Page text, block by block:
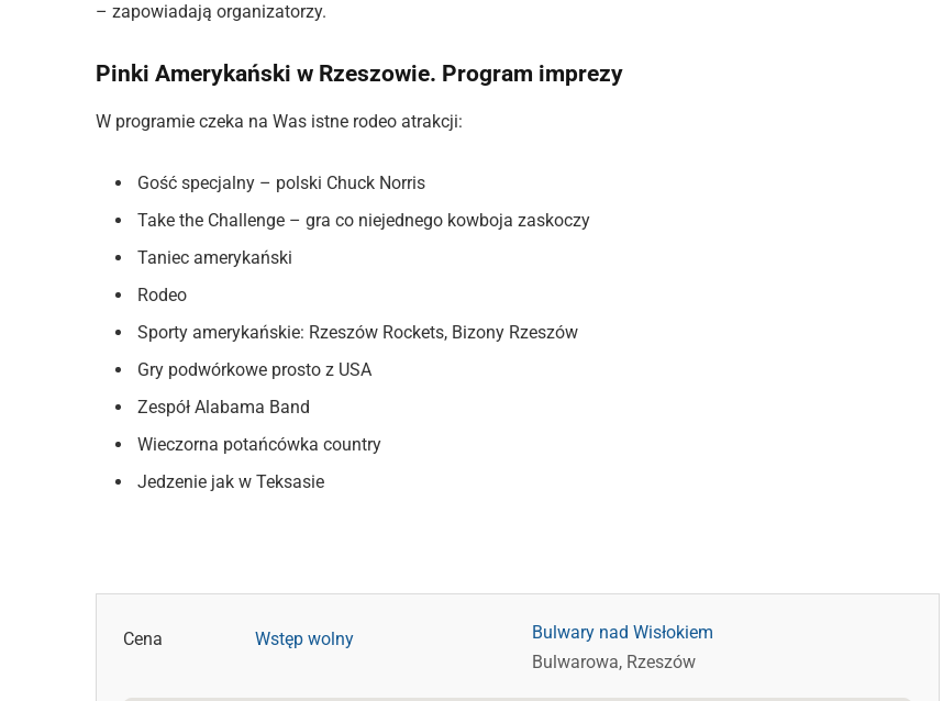
– zapowiadają organizatorzy.
Pinki Amerykański w Rzeszowie. Program imprezy
W programie czeka na Was istne rodeo atrakcji:
Gość specjalny – polski Chuck Norris
Take the Challenge – gra co niejednego kowboja zaskoczy
Taniec amerykański
Rodeo
Sporty amerykańskie: Rzeszów Rockets, Bizony Rzeszów
Gry podwórkowe prosto z USA
Zespół Alabama Band
Wieczorna potańcówka country
Jedzenie jak w Teksasie
Cena Wstęp wolny
Bulwary nad Wisłokiem
Bulwarowa, Rzeszów